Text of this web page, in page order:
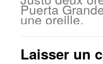
Puerta
une oreille.
Laisser un